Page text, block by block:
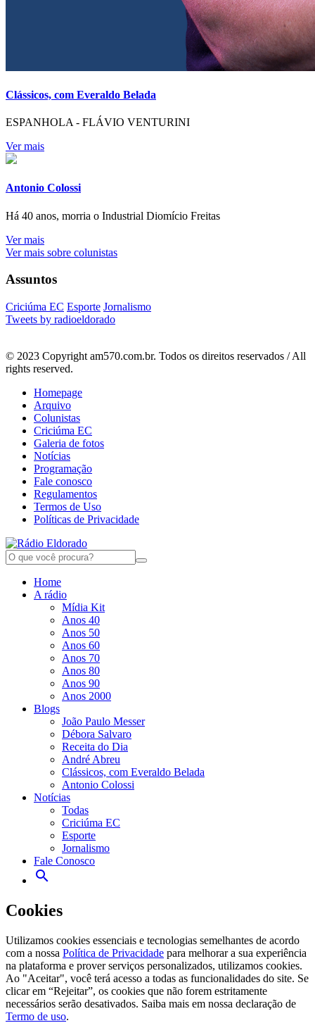
Clássicos, com Everaldo Belada
ESPANHOLA - FLÁVIO VENTURINI
Ver mais
Antonio Colossi
Há 40 anos, morria o Industrial Diomício Freitas
Ver mais
Ver mais sobre colunistas
Assuntos
Criciúma EC Esporte Jornalismo
Tweets by radioeldorado
© 2023 Copyright am570.com.br. Todos os direitos reservados / All
rights reserved.
Homepage
Arquivo
Colunistas
Criciúma EC
Galeria de fotos
Notícias
Programação
Fale conosco
Regulamentos
Termos de Uso
Políticas de Privacidade
Home
A rádio
Mídia Kit
Anos 40
Anos 50
Anos 60
Anos 70
Anos 80
Anos 90
Anos 2000
Blogs
João Paulo Messer
Débora Salvaro
Receita do Dia
André Abreu
Clássicos, com Everaldo Belada
Antonio Colossi
Notícias
Todas
Criciúma EC
Esporte
Jornalismo
Fale Conosco
search
Cookies
Utilizamos cookies essenciais e tecnologias semelhantes de acordo
com a nossa Política de Privacidade para melhorar a sua experiência
na plataforma e prover serviços personalizados, utilizamos cookies.
Ao "Aceitar", você terá acesso a todas as funcionalidades do site. Se
clicar em “Rejeitar”, os cookies que não forem estritamente
necessários serão desativados. Saiba mais em nossa declaração de
Termo de uso.